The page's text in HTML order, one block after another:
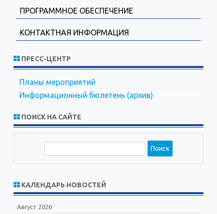
ПРОГРАММНОЕ ОБЕСПЕЧЕНИЕ
КОНТАКТНАЯ ИНФОРМАЦИЯ
ПРЕСС-ЦЕНТР
Планы мероприятий
Информационный бюлетень (архив)
ПОИСК НА САЙТЕ
с
к
КАЛЕНДАРЬ НОВОСТЕЙ
Август 2026